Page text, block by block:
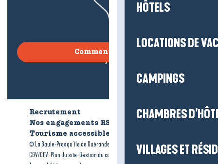
HÔTELS
LOCATIONS DE
CAMPINGS
CHAMBRES
VILLAGES ET
Comment venir ?
Recrutement
Qui sommes-nous ?
Nos engagements RSE
Tourisme accessible
© La Baule-Presqu’île de Guérande tourisme Mentions légales-
CGV/CPV-Plan du site-Gestion du consentement -